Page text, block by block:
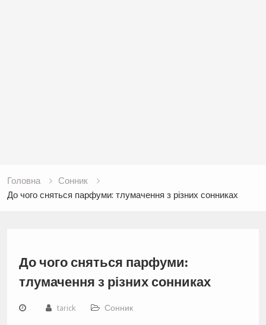
Головна
Сонник
До чого сняться парфуми: тлумачення з різних сонниках
До чого сняться парфуми:
тлумачення з різних сонниках
tarick Сонник